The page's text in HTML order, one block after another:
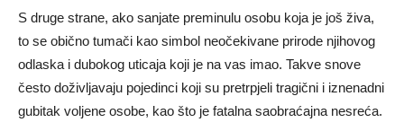
S druge strane, ako sanjate preminulu osobu koja je još živa,
to se obično tumači kao simbol neočekivane prirode njihovog
odlaska i dubokog uticaja koji je na vas imao. Takve snove
često doživljavaju pojedinci koji su pretrpjeli tragični i iznenadni
gubitak voljene osobe, kao što je fatalna saobraćajna nesreća.